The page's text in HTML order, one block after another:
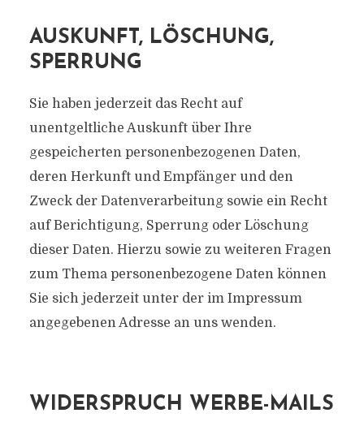
AUSKUNFT, LÖSCHUNG,
SPERRUNG
Sie haben jederzeit das Recht auf
unentgeltliche Auskunft über Ihre
gespeicherten personenbezogenen Daten,
deren Herkunft und Empfänger und den
Zweck der Datenverarbeitung sowie ein Recht
auf Berichtigung, Sperrung oder Löschung
dieser Daten. Hierzu sowie zu weiteren Fragen
zum Thema personenbezogene Daten können
Sie sich jederzeit unter der im Impressum
angegebenen Adresse an uns wenden.
WIDERSPRUCH WERBE-MAILS